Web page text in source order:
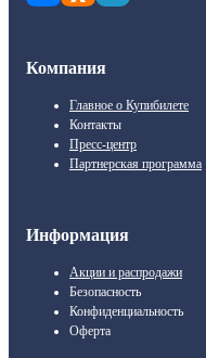
Компания
Главное о Купибилете
Контакты
Пресс-центр
Партнерская программа
Информация
Акции и распродажи
Безопасность
Конфиденциальность
Оферта